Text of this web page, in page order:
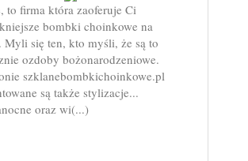
to firma która zaoferuje Ci
bombki choinkowe na
Myli się ten, kto myśli, że są to
ozdoby bożonarodzeniowe.
szklanebombkichoinkowe.pl
są także stylizacje...
oraz wi(...)